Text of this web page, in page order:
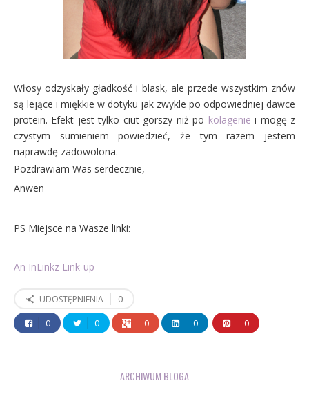
Włosy odzyskały gładkość i blask, ale przede wszystkim znów
są lejące i miękkie w dotyku jak zwykle po odpowiedniej dawce
protein. Efekt jest tylko ciut gorszy niż po kolagenie i mogę z
czystym sumieniem powiedzieć, że tym razem jestem
naprawdę zadowolona.
Pozdrawiam Was serdecznie,
Anwen
PS Miejsce na Wasze linki:
An InLinkz Link-up
UDOSTĘPNIENIA
0
0
0 0 0 0
ARCHIWUM BLOGA